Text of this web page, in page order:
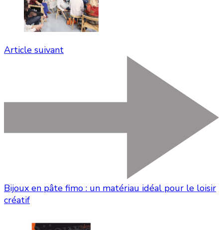
Article suivant
Bijoux en pâte fimo : un matériau idéal pour le loisir
créatif